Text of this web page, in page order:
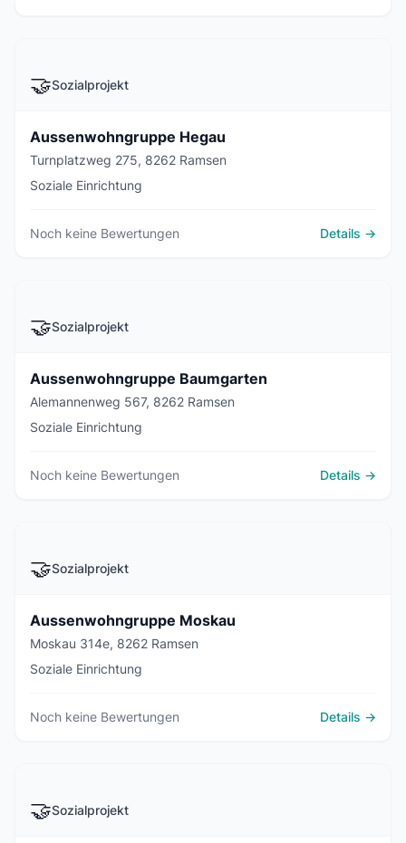
🤝Sozialprojekt
Aussenwohngruppe Hegau
Turnplatzweg 275, 8262 Ramsen
Soziale Einrichtung
Noch keine Bewertungen Details →
🤝Sozialprojekt
Aussenwohngruppe Baumgarten
Alemannenweg 567, 8262 Ramsen
Soziale Einrichtung
Noch keine Bewertungen Details →
🤝Sozialprojekt
Aussenwohngruppe Moskau
Moskau 314e, 8262 Ramsen
Soziale Einrichtung
Noch keine Bewertungen Details →
🤝Sozialprojekt